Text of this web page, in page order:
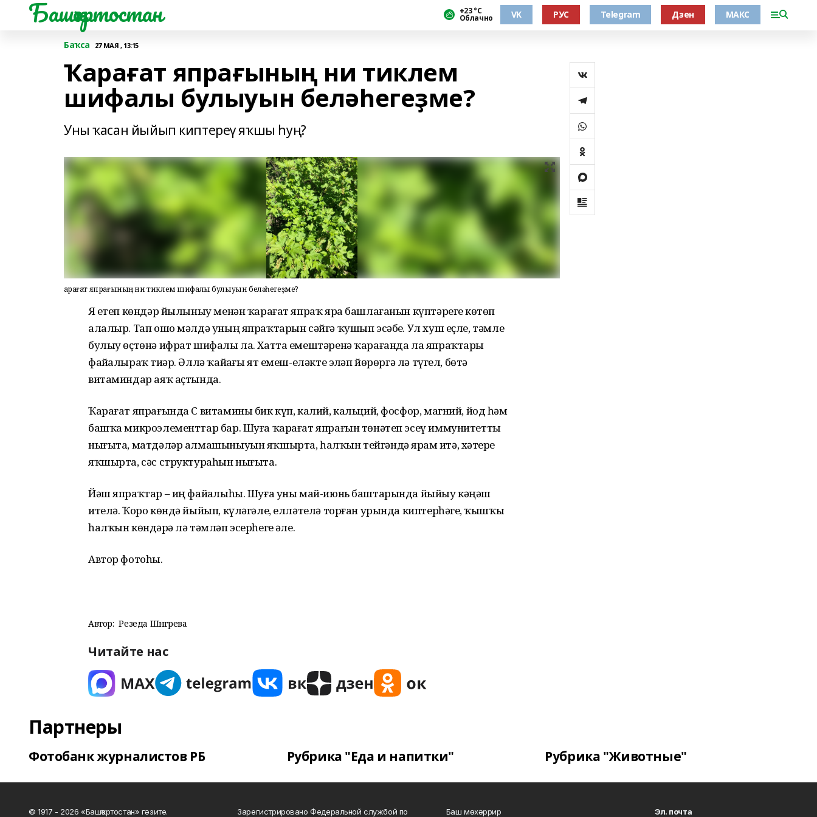
Башҡортостан +23 °С
Облачно VK РУС Telegram Дзен МАКС
Баҡса 27 МАЯ , 13:15
Ҡарағат япрағының ни тиклем
шифалы булыуын беләһегеҙме?
Уны ҡасан йыйып киптереү яҡшы һуң?
Ҡарағат япрағының ни тиклем шифалы булыуын беләһегеҙме?
Яҙ етеп көндәр йылыныу менән ҡарағат япраҡ яра башлағанын күптәрегеҙ көтөп
алалыр. Тап ошо мәлдә уның япраҡтарын сәйгә ҡушып эсәбеҙ. Ул хуш еҫле, тәмле
булыу өҫтөнә ифрат шифалы ла. Хатта емештәренә ҡарағанда ла япраҡтары
файҙалыраҡ тиҙәр. Әллә ҡайҙағы ят емеш-еләкте эҙләп йөрөргә лә түгел, бөтә
витаминдар аяҡ аҫтында.
Ҡарағат япрағында С витамины бик күп, калий, кальций, фосфор, магний, йод һәм
башҡа микроэлементтар бар. Шуға ҡарағат япрағын төнәтеп эсеү иммунитетты
нығыта, матдәләр алмашыныуын яҡшырта, һалҡын тейгәндә ярҙам итә, хәтерҙе
яҡшырта, сәс структураһын нығыта.
Йәш япраҡтар – иң файҙалыһы. Шуға уны май-июнь баштарында йыйыу кәңәш
ителә. Ҡоро көндә йыйып, күләгәле, елләтелә торған урында киптерһәгеҙ, ҡышҡы
һалҡын көндәрҙә лә тәмләп эсерһегеҙ әле.
Автор фотоһы.
Автор: Резеда Шәнгәрәева
Читайте нас
Партнеры
Фотобанк журналистов РБ Рубрика "Еда и напитки" Рубрика "Животные"
© 1917 - 2026 «Башҡортостан» гәзите. Зарегистрировано Федеральной службой по Баш мөхәррир Эл. почта